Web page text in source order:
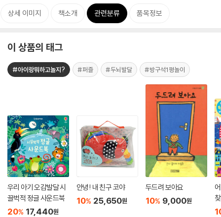
상세 이미지 책소개 관련분류 품목정보
이 상품의 태그
#아이랑뭐하고놀지? #퍼즐 #두뇌발달 #방구석1평놀이
우리 아기 오감발달 시
끌벅적 정글 사운드북
20% 17,440원
안녕! 내 친구 코야
10% 25,650원
두드려 보아요
10% 9,000원